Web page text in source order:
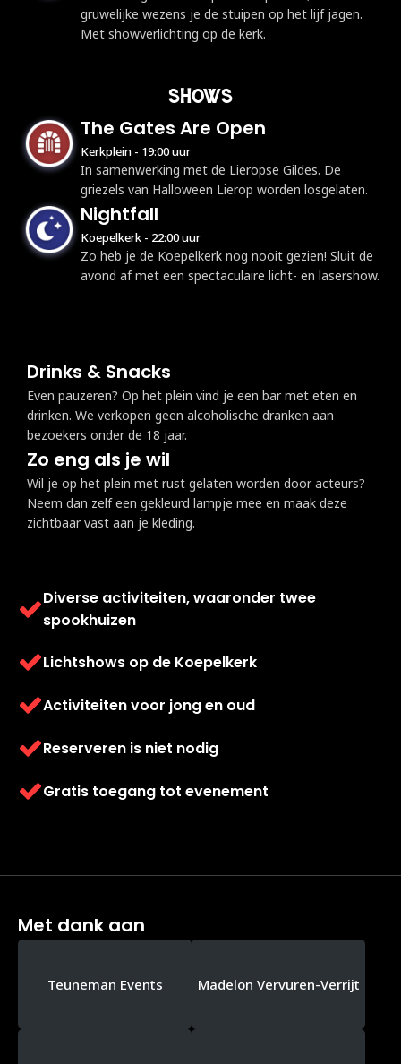
gruwelijke wezens je de stuipen op het lijf jagen.
Met showverlichting op de kerk.
SHOWS
The Gates Are Open
Kerkplein - 19:00 uur
In samenwerking met de Lieropse Gildes. De
griezels van Halloween Lierop worden losgelaten.
Nightfall
Koepelkerk - 22:00 uur
Zo heb je de Koepelkerk nog nooit gezien! Sluit de
avond af met een spectaculaire licht- en lasershow.
Drinks & Snacks
Even pauzeren? Op het plein vind je een bar met eten en
drinken. We verkopen geen alcoholische dranken aan
bezoekers onder de 18 jaar.
Zo eng als je wil
Wil je op het plein met rust gelaten worden door acteurs?
Neem dan zelf een gekleurd lampje mee en maak deze
zichtbaar vast aan je kleding.
Diverse activiteiten, waaronder twee
spookhuizen
Lichtshows op de Koepelkerk
Activiteiten voor jong en oud
Reserveren is niet nodig
Gratis toegang tot evenement
Met dank aan
Teuneman Events Madelon Vervuren-Verrijt